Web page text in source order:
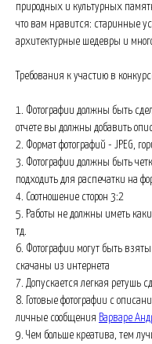
природных и культурных
что вам нравится: старинные
архитектурные шедевры и
Требования к участию в
1. Фотографии должны быть
отчете вы должны добавить
2. Формат фотографий - JPEG,
3. Фотографии должны быть
подходить для распечатки на
4. Соотношение сторон 3:2
5. Работы не должны иметь
тд.
6. Фотографии могут быть
скачаны из интернета
7. Допускается легкая ретушь
8. Готовые фотографии с
личные сообщения Варваре
9. Чем больше креатива, тем